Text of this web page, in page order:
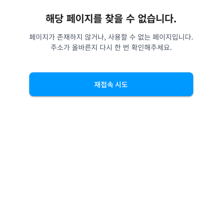
해당 페이지를 찾을 수 없습니다.
페이지가 존재하지 않거나, 사용할 수 없는 페이지입니다.
주소가 올바른지 다시 한 번 확인해주세요.
재접속 시도